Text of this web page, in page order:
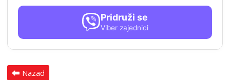
Pridruži se
Viber zajednici
Nazad